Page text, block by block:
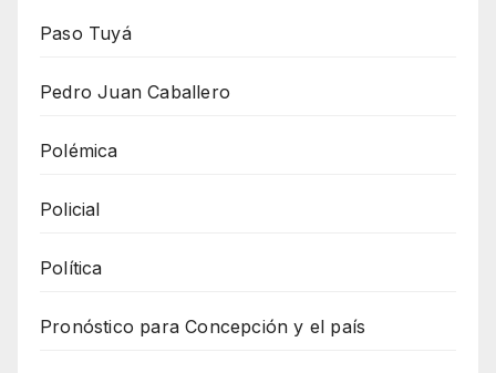
Paso Tuyá
Pedro Juan Caballero
Polémica
Policial
Política
Pronóstico para Concepción y el país